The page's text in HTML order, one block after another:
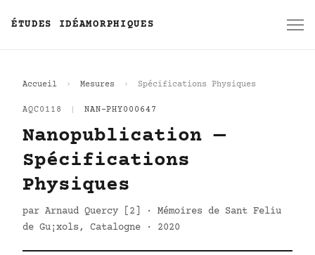
ÉTUDES IDÉAMORPHIQUES
Accueil Mesures Spécifications Physiques
AQC0118 NAN-PHY000647
Nanopublication —
Spécifications
Physiques
par Arnaud Quercy [2] · Mémoires de Sant Feliu
de Gu¡xols, Catalogne · 2020